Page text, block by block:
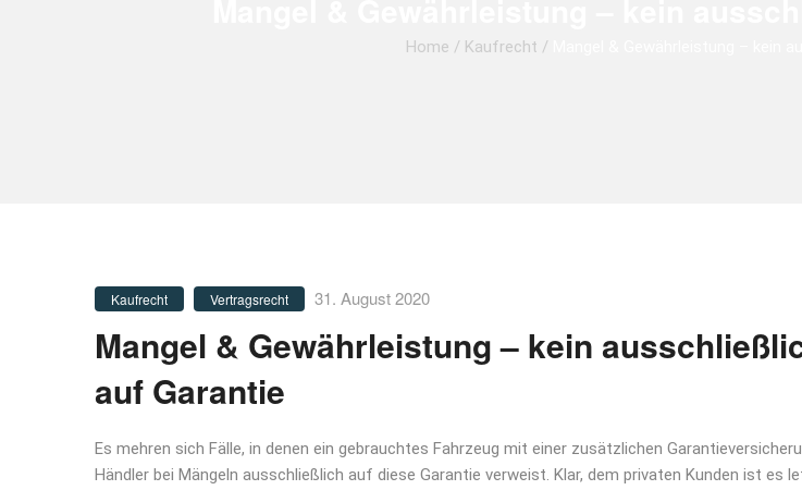
Home / Kaufrecht /
Kaufrecht Vertragsrecht 31. August 2020
Mangel & Gewährleistung – kein
auf Garantie
Es mehren sich Fälle, in denen ein gebrauchtes Fahrzeug mit einer zusätzlichen
Händler bei Mängeln ausschließlich auf diese Garantie verweist. Klar, dem privaten Kunden ist es